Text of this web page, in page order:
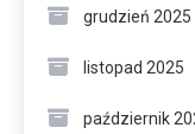
grudzień 2025
listopad 2025
październik